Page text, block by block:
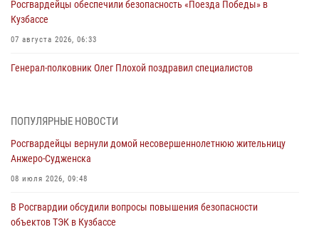
Росгвардейцы обеспечили безопасность «Поезда Победы» в
Кузбассе
07 августа 2026, 06:33
Генерал-полковник Олег Плохой поздравил специалистов
07 августа 2026, 05:32
С 1 сентября 2026 года вступает в силу новый федеральный закон о
частной охранной деятельности
06 августа 2026, 10:19
Росгвардейцы задержали предполагаемого виновника причинения
ножевого ранения кемеровчанину
ПОПУЛЯРНЫЕ НОВОСТИ
Росгвардейцы вернули домой несовершеннолетнюю жительницу
Анжеро-Судженска
08 июля 2026, 09:48
В Росгвардии обсудили вопросы повышения безопасности
объектов ТЭК в Кузбассе